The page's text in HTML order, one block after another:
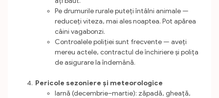
Pe drumurile rurale puteți întâlni animale —
reduceți viteza, mai ales noaptea. Pot apărea
câini vagabonzi.
Controalele poliției sunt frecvente — aveți
mereu actele, contractul de închiriere și polița
de asigurare la îndemână.
Pericole sezoniere și meteorologice
Iarnă (decembrie–martie): zăpadă, gheață,